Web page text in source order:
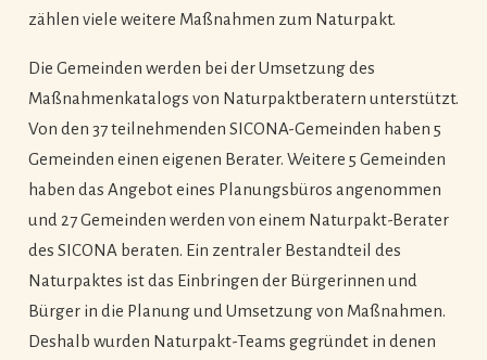
zählen viele weitere Maßnahmen zum Naturpakt.
Die Gemeinden werden bei der Umsetzung des
Maßnahmenkatalogs von Naturpaktberatern unterstützt.
Von den 37 teilnehmenden SICONA-Gemeinden haben 5
Gemeinden einen eigenen Berater. Weitere 5 Gemeinden
haben das Angebot eines Planungsbüros angenommen
und 27 Gemeinden werden von einem Naturpakt-Berater
des SICONA beraten. Ein zentraler Bestandteil des
Naturpaktes ist das Einbringen der Bürgerinnen und
Bürger in die Planung und Umsetzung von Maßnahmen.
Deshalb wurden Naturpakt-Teams gegründet in denen